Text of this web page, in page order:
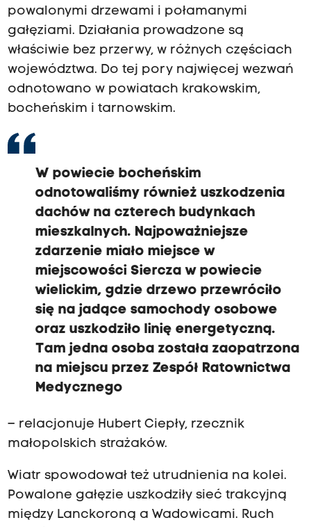
powalonymi drzewami i połamanymi
gałęziami. Działania prowadzone są
właściwie bez przerwy, w różnych częściach
województwa. Do tej pory najwięcej wezwań
odnotowano w powiatach krakowskim,
bocheńskim i tarnowskim.
W powiecie bocheńskim
odnotowaliśmy również uszkodzenia
dachów na czterech budynkach
mieszkalnych. Najpoważniejsze
zdarzenie miało miejsce w
miejscowości Siercza w powiecie
wielickim, gdzie drzewo przewróciło
się na jadące samochody osobowe
oraz uszkodziło linię energetyczną.
Tam jedna osoba została zaopatrzona
na miejscu przez Zespół Ratownictwa
Medycznego
– relacjonuje Hubert Ciepły, rzecznik
małopolskich strażaków.
Wiatr spowodował też utrudnienia na kolei.
Powalone gałęzie uszkodziły sieć trakcyjną
między Lanckoroną a Wadowicami. Ruch